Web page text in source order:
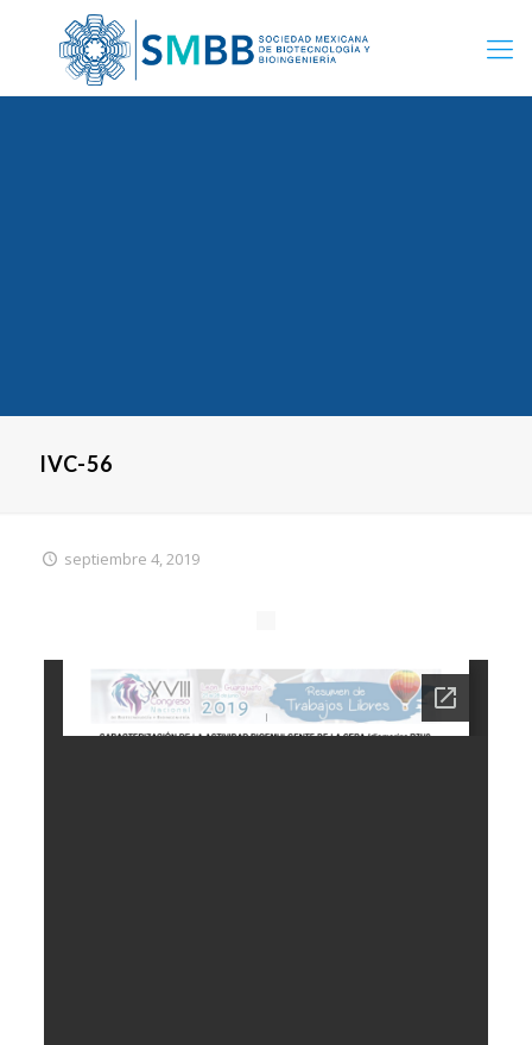
IVC-56
septiembre 4, 2019